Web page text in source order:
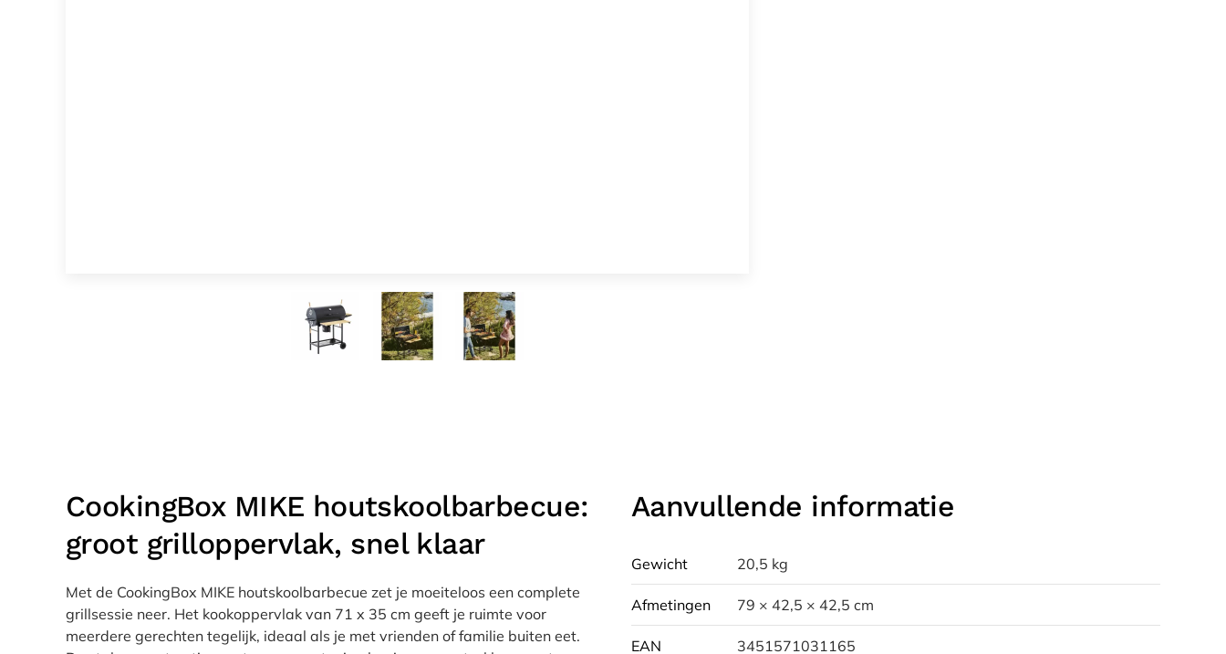
CookingBox MIKE houtskoolbarbecue:
groot grilloppervlak, snel klaar
Met de CookingBox MIKE houtskoolbarbecue zet je moeiteloos een complete
grillsessie neer. Het kookoppervlak van 71 x 35 cm geeft je ruimte voor
meerdere gerechten tegelijk, ideaal als je met vrienden of familie buiten eet.
Aanvullende informatie
Gewicht 20,5 kg
Afmetingen 79 × 42,5 × 42,5 cm
EAN 3451571031165